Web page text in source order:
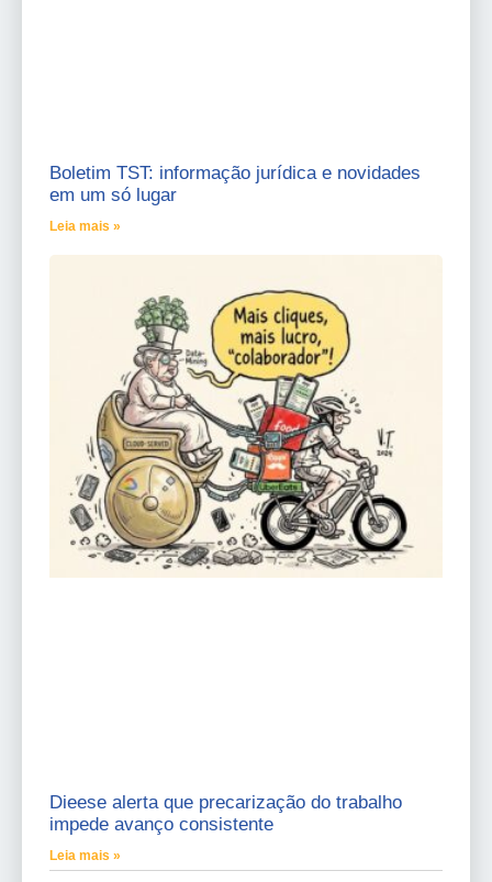
Boletim TST: informação jurídica e novidades
em um só lugar
Leia mais »
Dieese alerta que precarização do trabalho
impede avanço consistente
Leia mais »